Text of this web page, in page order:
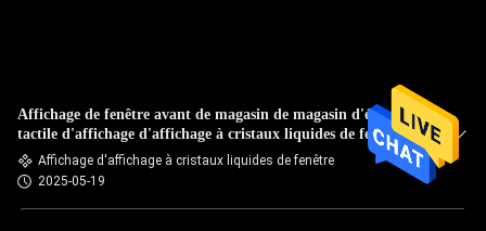
Affichage de fenêtre avant de magasin de magasin d'écran
tactile d'affichage d'affichage à cristaux liquides de fenêtre de
55 pouces
Affichage d'affichage à cristaux liquides de fenêtre
2025-05-19